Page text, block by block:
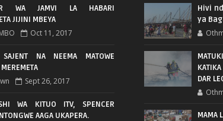
WA JAMVI LA HABARI
JIJINI MBEYA
Oct 11, 2017
SAJENT NA NEEMA MATOWE
Sept 26, 2017
WA KITUO ITV, SPENCER
AAGA UKAPERA.
Hivi
ya
DAR
MAMA